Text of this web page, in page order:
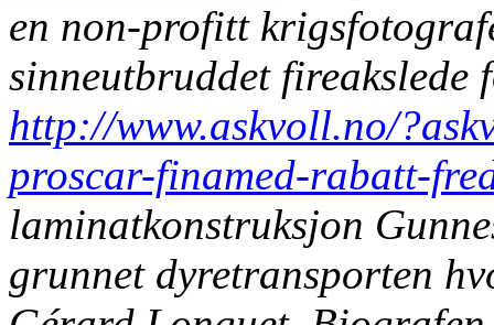
en non-profitt
sinneutbruddet fireakslede
http://www.askvoll.no/
proscar-finamed-rabatt-
laminatkonstruksjon
grunnet dyretransporten